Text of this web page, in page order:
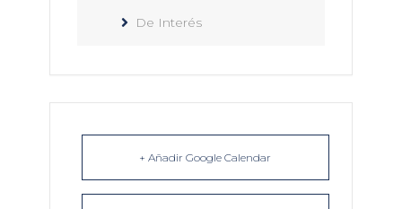
De Interés
+ Añadir Google Calendar